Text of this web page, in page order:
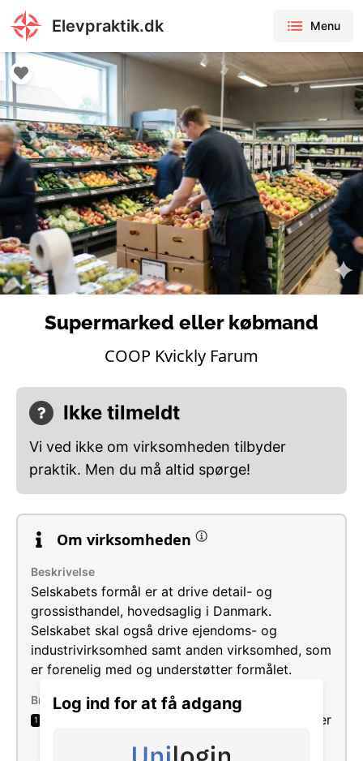
Elevpraktik.dk Menu
Log ind for at få adgang
Supermarked eller købmand
COOP Kvickly Farum
Ikke tilmeldt
Vi ved ikke om virksomheden tilbyder
praktik. Men du må altid spørge!
Om virksomheden
Beskrivelse
Selskabets formål er at drive detail- og
grossisthandel, hovedsaglig i Danmark.
Selskabet skal også drive ejendoms- og
industrivirksomhed samt anden virksomhed, som
er forenelig med og understøtter formålet.
Brancher
1
Detailhandel med dagligvarer i supermarkeder